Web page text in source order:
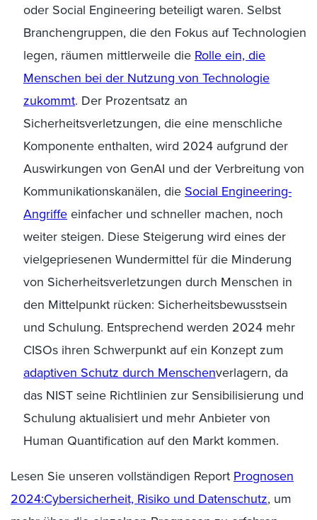
oder Social Engineering beteiligt waren. Selbst
Branchengruppen, die den Fokus auf Technologien
legen, räumen mittlerweile die Rolle ein, die
Menschen bei der Nutzung von Technologie
zukommt. Der Prozentsatz an
Sicherheitsverletzungen, die eine menschliche
Komponente enthalten, wird 2024 aufgrund der
Auswirkungen von GenAI und der Verbreitung von
Kommunikationskanälen, die Social Engineering-
Angriffe einfacher und schneller machen, noch
weiter steigen. Diese Steigerung wird eines der
vielgepriesenen Wundermittel für die Minderung
von Sicherheitsverletzungen durch Menschen in
den Mittelpunkt rücken: Sicherheitsbewusstsein
und Schulung. Entsprechend werden 2024 mehr
CISOs ihren Schwerpunkt auf ein Konzept zum
adaptiven Schutz durch Menschenverlagern, da
das NIST seine Richtlinien zur Sensibilisierung und
Schulung aktualisiert und mehr Anbieter von
Human Quantification auf den Markt kommen.
Lesen Sie unseren vollständigen Report Prognosen
2024:Cybersicherheit, Risiko und Datenschutz, um